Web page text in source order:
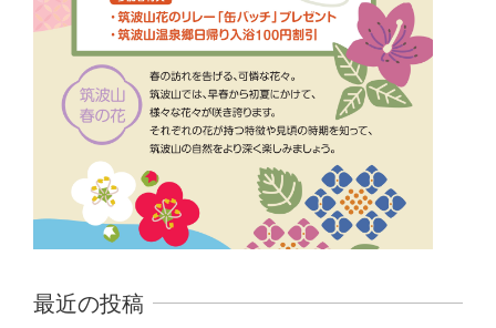
最近の投稿